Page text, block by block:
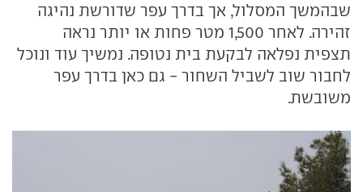
שבהמשך המסלול, אך בדרך עפר שדורשת נהיגה
זהירה. לאחר 1,500 מטר פחות או יותר נראה
תצפית נפלאה לבקעת בית נטופה. נמשיך עוד ונוכל
לחבור שוב לשביל השחור - גם כאן בדרך עפר
משובשת.